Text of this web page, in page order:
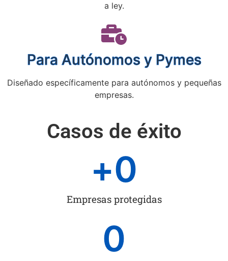
a ley.
Para Autónomos y Pymes
Diseñado específicamente para autónomos y pequeñas
empresas.
Casos de éxito
Empresas protegidas
+0
0